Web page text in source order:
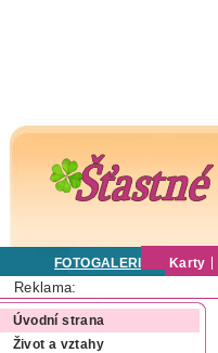
FOTOGALERIE Karty
Reklama:
Úvodní strana
Život a vztahy